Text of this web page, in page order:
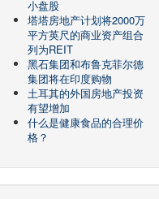
小盘股
塔塔房地产计划将2000万
平方英尺的商业资产组合
列为REIT
黑石集团和布鲁克菲尔德
集团将在印度购物
土耳其的外国房地产投资
有望增加
什么是健康食品的合理价
格？